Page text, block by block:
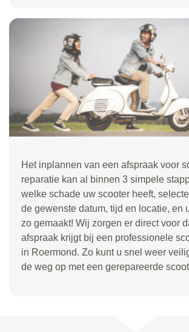
Het inplannen van een afspraak voor
reparatie kan al binnen 3 simpele
welke schade uw scooter heeft,
de gewenste datum, tijd en locatie, en
zo gemaakt! Wij zorgen er direct voor
afspraak krijgt bij een professionele
in Roermond. Zo kunt u snel weer
de weg op met een gerepareerde